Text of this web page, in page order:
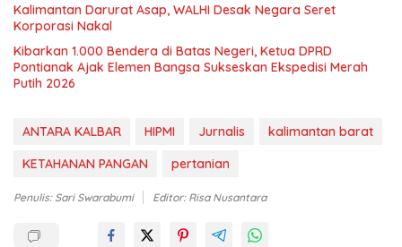
Kalimantan Darurat Asap, WALHI Desak Negara Seret
Korporasi Nakal
Kibarkan 1.000 Bendera di Batas Negeri, Ketua DPRD
Pontianak Ajak Elemen Bangsa Sukseskan Ekspedisi Merah
Putih 2026
ANTARA KALBAR HIPMI Jurnalis
kalimantan barat
KETAHANAN PANGAN
pertanian
Penulis: Sari Swarabumi Editor: Risa Nusantara